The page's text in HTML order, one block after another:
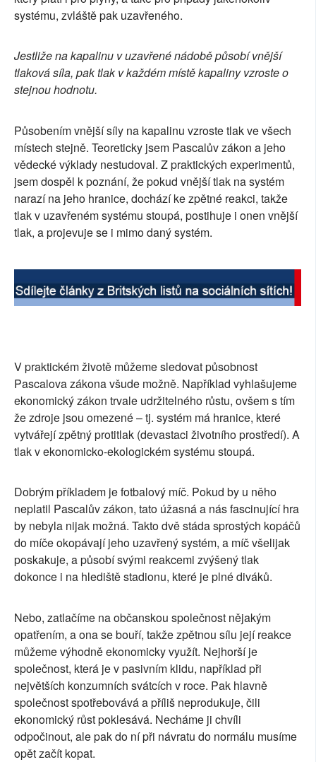
SOCIÁLNÍ SÍTĚ
RUBRIKY
PLNÁ VERZE STRÁNEK
systému, zvláště pak uzavřeného.
Jestliže na kapalinu v uzavřené nádobě působí vnější
tlaková síla, pak tlak v každém místě kapaliny vzroste o
stejnou hodnotu.
Působením vnější síly na kapalinu vzroste tlak ve všech
místech stejně. Teoreticky jsem Pascalův zákon a jeho
vědecké výklady nestudoval. Z praktických experimentů,
jsem dospěl k poznání, že pokud vnější tlak na systém
narazí na jeho hranice, dochází ke zpětné reakci, takže
tlak v uzavřeném systému stoupá, postihuje i onen vnější
tlak, a projevuje se i mimo daný systém.
V praktickém životě můžeme sledovat působnost
Pascalova zákona všude možně. Například vyhlašujeme
ekonomický zákon trvale udržitelného růstu, ovšem s tím
že zdroje jsou omezené – tj. systém má hranice, které
vytvářejí zpětný protitlak (devastaci životního prostředí). A
tlak v ekonomicko-ekologickém systému stoupá.
Dobrým příkladem je fotbalový míč. Pokud by u něho
neplatil Pascalův zákon, tato úžasná a nás fascinující hra
by nebyla nijak možná. Takto dvě stáda sprostých kopáčů
do míče okopávají jeho uzavřený systém, a míč všelijak
poskakuje, a působí svými reakcemi zvýšený tlak
dokonce i na hlediště stadionu, které je plné diváků.
Nebo, zatlačíme na občanskou společnost nějakým
opatřením, a ona se bouří, takže zpětnou sílu její reakce
můžeme výhodně ekonomicky využít. Nejhorší je
společnost, která je v pasivním klidu, například při
největších konzumních svátcích v roce. Pak hlavně
společnost spotřebovává a příliš neprodukuje, čili
ekonomický růst poklesává. Necháme ji chvíli
odpočinout, ale pak do ní při návratu do normálu musíme
opět začít kopat.